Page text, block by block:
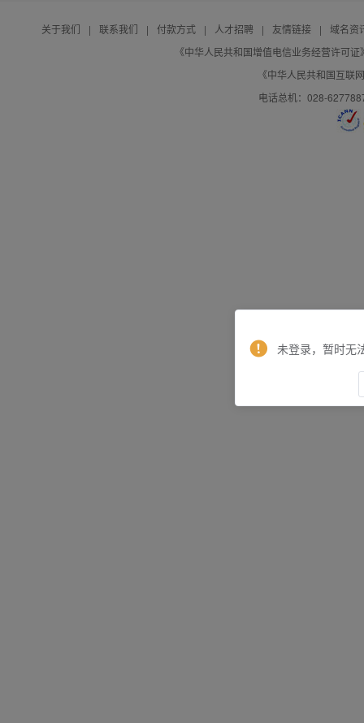
关于我们 | 联系我们 | 付款方式 | 人才招聘 | 友情链接 |
域名资
《中华人民共和国增值电信业务经营许可
《中华人民共和国互联
电话总机：028-
未登录，暂时无